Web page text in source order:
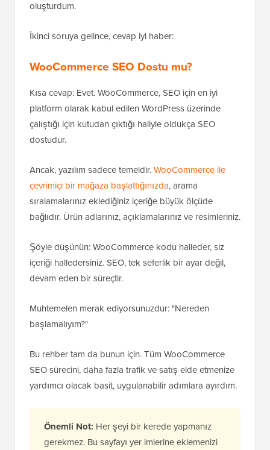
oluşturdum.
İkinci soruya gelince, cevap iyi haber:
WooCommerce SEO Dostu mu?
Kısa cevap: Evet. WooCommerce, SEO için en iyi
platform olarak kabul edilen WordPress üzerinde
çalıştığı için kutudan çıktığı haliyle oldukça SEO
dostudur.
Ancak, yazılım sadece temeldir.WooCommerce ile
çevrimiçi bir mağaza başlattığınızda, arama
sıralamalarınız eklediğiniz içeriğe büyük ölçüde
bağlıdır. Ürün adlarınız, açıklamalarınız ve resimleriniz.
Şöyle düşünün: WooCommerce kodu halleder, siz
içeriği halledersiniz. SEO, tek seferlik bir ayar değil,
devam eden bir süreçtir.
Muhtemelen merak ediyorsunuzdur: "Nereden
başlamalıyım?"
Bu rehber tam da bunun için. Tüm WooCommerce
SEO sürecini, daha fazla trafik ve satış elde etmenize
yardımcı olacak basit, uygulanabilir adımlara ayırdım.
Önemli Not: Her şeyi bir kerede yapmanız
gerekmez. Bu sayfayı yer imlerine eklemenizi